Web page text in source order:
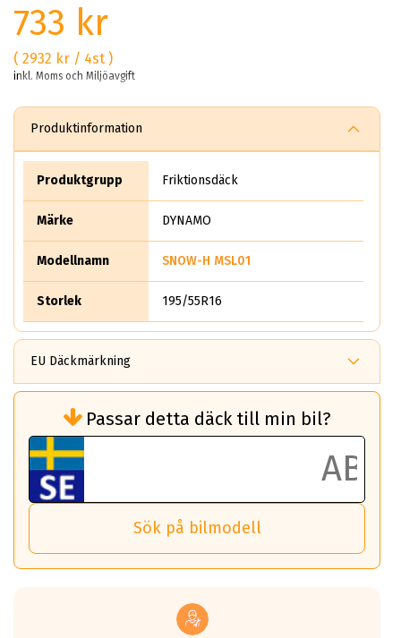
733 kr
( 2932 kr / 4st )
inkl. Moms och Miljöavgift
Produktinformation
Produktgrupp Friktionsdäck
Märke DYNAMO
Modellnamn SNOW-H MSL01
Storlek 195/55R16
EU Däckmärkning
bränsleförbrukningen)
Det ska vara en betygsskala från klass A
till G för rullmotstånd.
Ett klass A däck kommer ha 6,5% bättre
bränsleförbrukning än ett klass G däck.
Det betyder att om man kör 10,000 km,
så sparar man 50 liter bränsle med ett
vilken körstil du använder.
Passar detta däck till min bil?
Sök på bilmodell